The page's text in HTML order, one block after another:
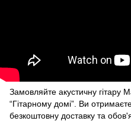
Замовляйте акустичну гітару
“Гітарному домі”. Ви отримаєте
безкоштовну доставку та